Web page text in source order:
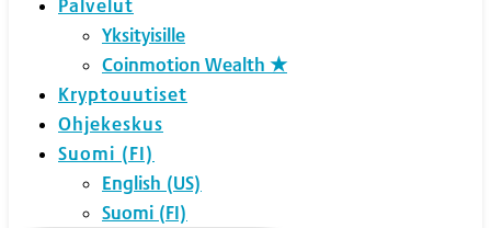
Yksityisille
Coinmotion Wealth ★
Kryptouutiset
Ohjekeskus
Suomi (FI)
English (US)
Suomi (FI)